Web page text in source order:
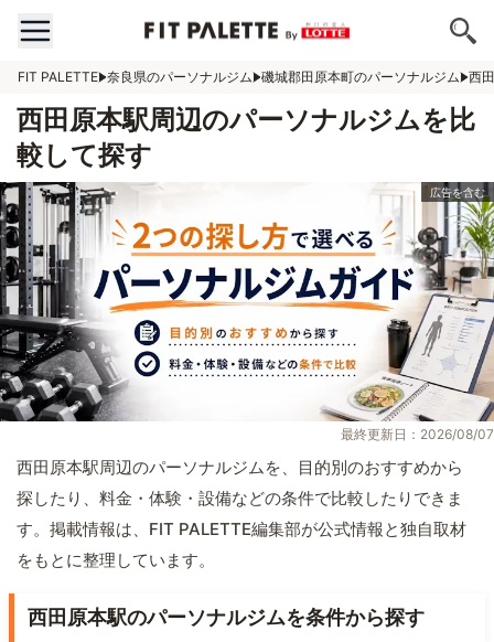
FIT PALETTE 奈良県のパーソナルジム 磯城郡田原本町のパーソナルジム 西
西田原本駅周辺のパーソナルジムを比
較して探す
最終更新日：2026/08/07
西田原本駅周辺のパーソナルジムを、目的別のおすすめから
探したり、料金・体験・設備などの条件で比較したりできま
す。掲載情報は、FIT PALETTE編集部が公式情報と独自取材
をもとに整理しています。
西田原本駅のパーソナルジムを条件から探す